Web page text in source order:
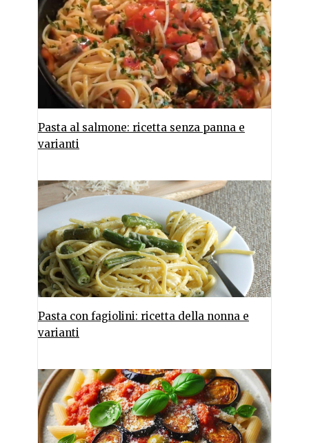
Pasta al salmone: ricetta senza panna e
varianti
Pasta con fagiolini: ricetta della nonna e
varianti